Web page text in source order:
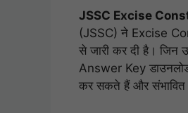
JSSC Excise
(JSSC) ने Excise
से जारी कर दी है। जिन
Answer Key
कर सकते हैं और संभावित